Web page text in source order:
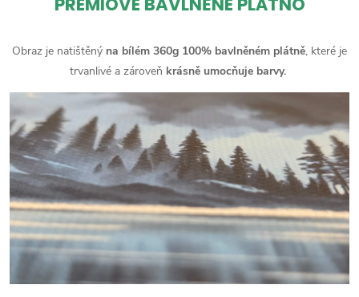
Obraz je natištěný na bílém 360g 100% bavlněném plátně, které je
trvanlivé a zároveň krásně umocňuje barvy.